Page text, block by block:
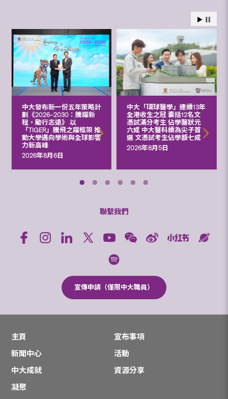
中大發布新一份五年策略計
劃《2026‒2030：騰躍新
程，勵行志遠》 以
「TIGER」騰飛之躍框架 推
動大學邁向學術與全球影響
力新高峰
2026年8月6日
中大「環球醫學」連續13年
全港收生之冠 囊括12名文
憑試滿分考生 佔學醫狀元
六成 中大醫科續為尖子首
選 文憑試考生佔學額七成
2026年8月5日
聯繫我們
宣傳申請（僅限中大職員）
主頁
宣布事項
新聞中心
活動
中大成就
資源分享
凝聚